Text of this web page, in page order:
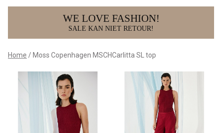
Moss
Copenhagen
MSCHCarlitta
SL
top
WE LOVE FASHION!
SALE KAN NIET RETOUR!
Home Moss Copenhagen MSCHCarlitta SL top